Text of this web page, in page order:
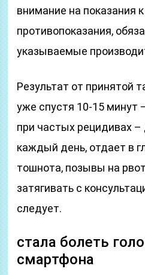
внимание на показания
противопоказания,
указываемые
Результат от принятой
уже спустя 10-15 минут
при частых рецидивах
каждый день, отдает в
тошнота, позывы на
затягивать с
следует.
стала болеть
смартфона